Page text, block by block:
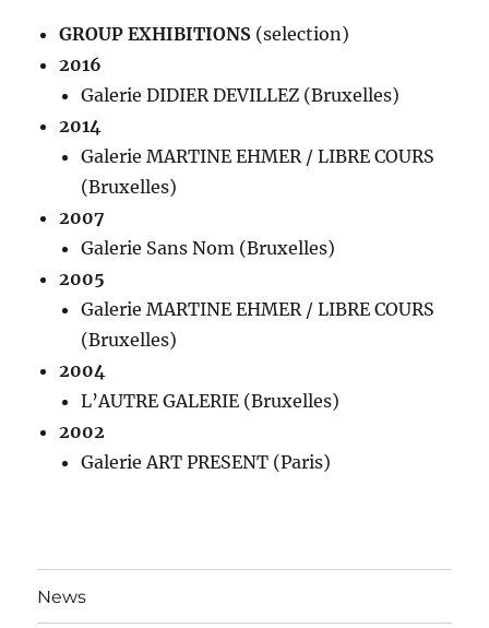
GROUP EXHIBITIONS (selection)
2016
Galerie DIDIER DEVILLEZ (Bruxelles)
2014
Galerie MARTINE EHMER / LIBRE COURS
(Bruxelles)
2007
Galerie Sans Nom (Bruxelles)
2005
Galerie MARTINE EHMER / LIBRE COURS
(Bruxelles)
2004
L’AUTRE GALERIE (Bruxelles)
2002
Galerie ART PRESENT (Paris)
News